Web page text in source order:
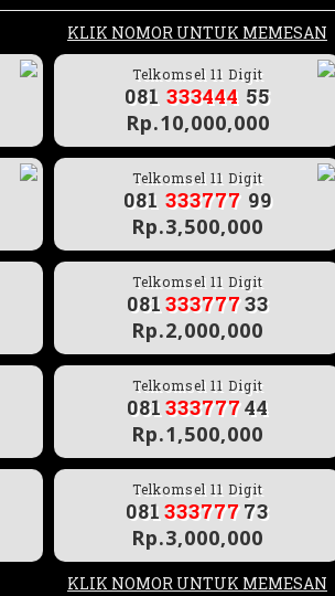
KLIK NOMOR UNTUK MEMESAN
Telkomsel 11 Digit
081 333444 55
Rp.10,000,000
Telkomsel 11 Digit
081 333777 99
Rp.3,500,000
Telkomsel 11 Digit
081 33377733
Rp.2,000,000
Telkomsel 11 Digit
081 33377744
Rp.1,500,000
Telkomsel 11 Digit
081 33377773
Rp.3,000,000
KLIK NOMOR UNTUK MEMESAN